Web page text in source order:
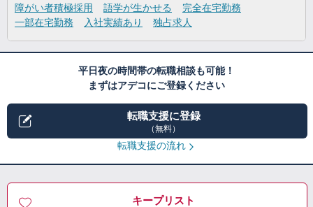
障がい者積極採用
語学が生かせる
完全在宅勤務
一部在宅勤務
入社実績あり 独占求人
平日夜の時間帯の転職相談も可能！
まずはアデコにご登録ください
転職支援に登録
（無料）
転職支援の流れ
キープリスト